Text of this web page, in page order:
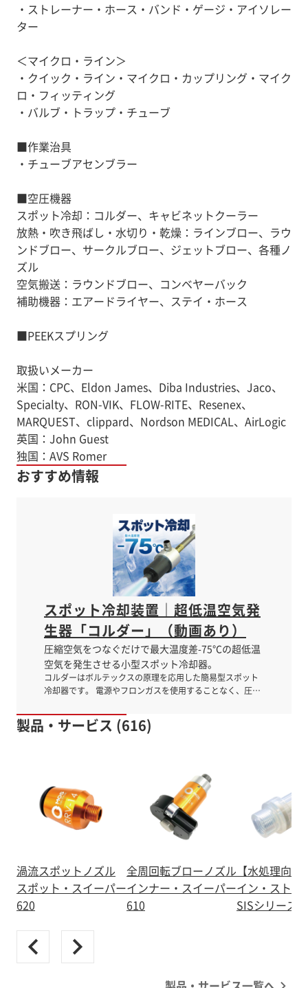
・ストレーナー・ホース・バンド・ゲージ・アイソレー
ター
＜マイクロ・ライン＞
・クイック・ライン・マイクロ・カップリング・マイク
ロ・フィッティング
・バルブ・トラップ・チューブ
■作業治具
・チューブアセンブラー
■空圧機器
スポット冷却：コルダー、キャビネットクーラー
放熱・吹き飛ばし・水切り・乾燥：ラインブロー、ラウ
ンドブロー、サークルブロー、ジェットブロー、各種ノ
ズル
空気搬送：ラウンドブロー、コンベヤーバック
補助機器：エアードライヤー、ステイ・ホース
■PEEKスプリング
取扱いメーカー
米国：CPC、Eldon James、Diba Industries、Jaco、
Specialty、RON-VIK、FLOW-RITE、Resenex、
MARQUEST、clippard、Nordson MEDICAL、AirLogic
英国：John Guest
独国：AVS Romer
おすすめ情報
スポット冷却装置｜超低温空気発
生器「コルダー」（動画あり）
圧縮空気をつなぐだけで最大温度差-75℃の超低温
空気を発生させる小型スポット冷却器。
コルダーはボルテックスの原理を応用した簡易型スポット
冷却器です。 電源やフロンガスを使用することなく、圧縮
ル190-75SVの場合）の超低温空気を吐出します。 生成
された冷却空気の代表的な応用例としては、金属やプラス
ケル合金、熱可塑性プラスチックなど) 。 また、ワークや
ツールの冷却効果によって切削速度の向上や工具寿命の延
長が実現し、さらにマグネシューム合金などのドライ切削
にぴったりです。 加えて、電気制御ボックスや各種計測器
ボックス内の発熱によるトラブル防止のための冷却、金型
す。 ※詳細は、ページ下部の基本情報とダウンロード資料
をご覧ください。
製品・サービス (616)
渦流スポットノズル
スポット・スイーパー
620
全周回転ブローノズル
インナー・スイーパー
610
【水処理向
イン・ストレ
SISシリーズ